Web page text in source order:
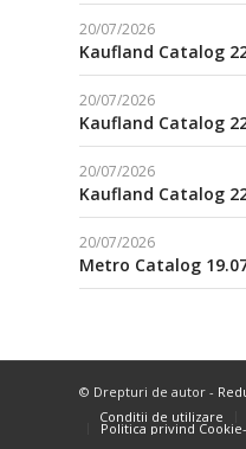
20/07/2026
Kaufland Catalog
20/07/2026
Kaufland Catalog
20/07/2026
Kaufland Catalog
20/07/2026
Metro Catalog
© Drepturi de autor -
Conditii de utilizare
Politica privind